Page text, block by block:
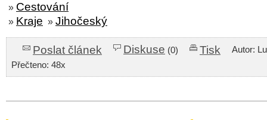
» Cestování
» Kraje » Jihočeský
Poslat článek Diskuse (0) Tisk
Autor:
Přečteno: 48x